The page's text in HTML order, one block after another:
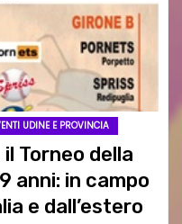
UDINE E PROVINCIA
Torneo della
anni: in campo
e dall’estero